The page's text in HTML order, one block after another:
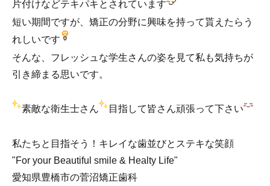
片付けなどテキパキとされています
短い期間ですが、矯正の分野に興味を持って貰えたらう
れしいです
そんな、フレッシュな学生さんの姿を見て私も気持ちが
引き締まる思いです。
素敵な衛生士さん 目指して皆さん頑張って下さい
私たちと目指そう！キレイな歯並びとステキな笑顔
"For your Beautiful smile & Healty Life"
愛知県豊橋市の菅沼矯正歯科